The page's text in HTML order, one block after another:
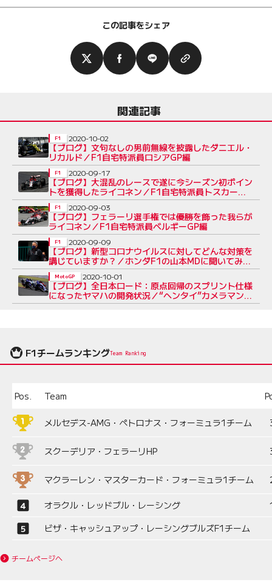
この記事をシェア
関連記事
【ブログ】文句なしの男前無線を披露したダニエル・
リカルド／F1自宅特派員ロシアGP編
F1 2020-10-02
【ブログ】大混乱のレースで遂に今シーズン初ポイン
トを獲得したライコネン／F1自宅特派員トスカーナ
GP編
F1 2020-09-17
【ブログ】フェラーリ選手権では優勝を飾った我らが
ライコネン／F1自宅特派員ベルギーGP編
F1 2020-09-03
【ブログ】新型コロナウイルスに対してどんな対策を
講じていますか？／ホンダF1の山本MDに聞いてみよ
う
F1 2020-09-09
【ブログ】全日本ロード：原点回帰のスプリント仕様
になったヤマハの開発状況／“ヘンタイ”カメラマン現
地情報
MotoGP 2020-10-01
F1チームランキングTeam Ranking
Pos. Team
メルセデス-AMG・ペトロナス・フォーミュラ1チーム
スクーデリア・フェラーリHP
マクラーレン・マスターカード・フォーミュラ1チーム
オラクル・レッドブル・レーシング
ビザ・キャッシュアップ・レーシングブルズF1チーム
チームページへ